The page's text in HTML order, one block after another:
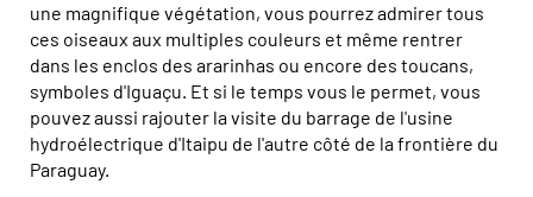
une magnifique végétation, vous pourrez admirer tous
ces oiseaux aux multiples couleurs et même rentrer
dans les enclos des ararinhas ou encore des toucans,
symboles d'Iguaçu. Et si le temps vous le permet, vous
pouvez aussi rajouter la visite du barrage de l'usine
hydroélectrique d'Itaipu de l'autre côté de la frontière du
Paraguay.